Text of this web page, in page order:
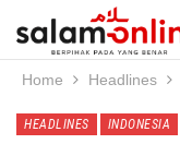
Home Headlines
HEADLINES INDONESIA